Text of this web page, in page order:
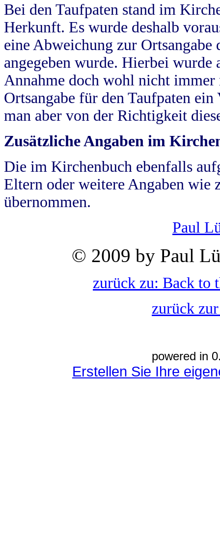
Bei den Taufpaten stand im
Herkunft. Es wurde deshalb
eine Abweichung zur
angegeben wurde. Hierbei wurde
Annahme doch wohl nicht
Ortsangabe für den Taufpaten
man aber von der Richtigkeit
Zusätzliche Angaben im
Die im Kirchenbuch ebenfalls
Eltern oder weitere Angaben wie
übernommen.
Paul
© 2009 by Paul
zurück zu: Back to
zurück
powered in
Erstellen Sie Ihre